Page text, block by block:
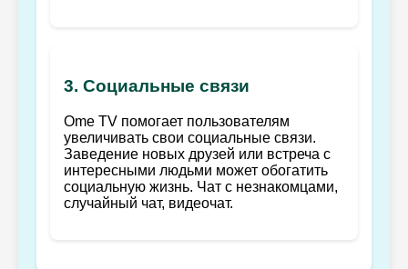
3. Социальные связи
Ome TV помогает пользователям
увеличивать свои социальные связи.
Заведение новых друзей или встреча с
интересными людьми может обогатить
социальную жизнь. Чат с незнакомцами,
случайный чат, видеочат.